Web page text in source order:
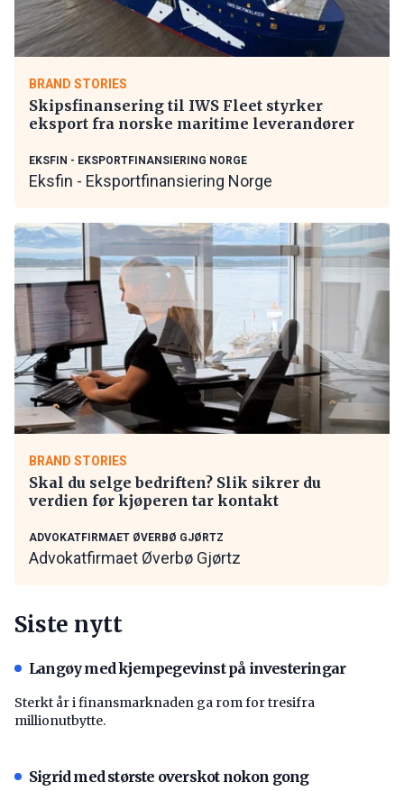
BRAND STORIES
Skipsfinansering til IWS Fleet styrker
eksport fra norske maritime leverandører
EKSFIN - EKSPORTFINANSIERING NORGE
Eksfin - Eksportfinansiering Norge
BRAND STORIES
Skal du selge bedriften? Slik sikrer du
verdien før kjøperen tar kontakt
ADVOKATFIRMAET ØVERBØ GJØRTZ
Advokatfirmaet Øverbø Gjørtz
Siste nytt
Langøy med kjempegevinst på investeringar
Sterkt år i finansmarknaden ga rom for tresifra
millionutbytte.
Sigrid med største overskot nokon gong